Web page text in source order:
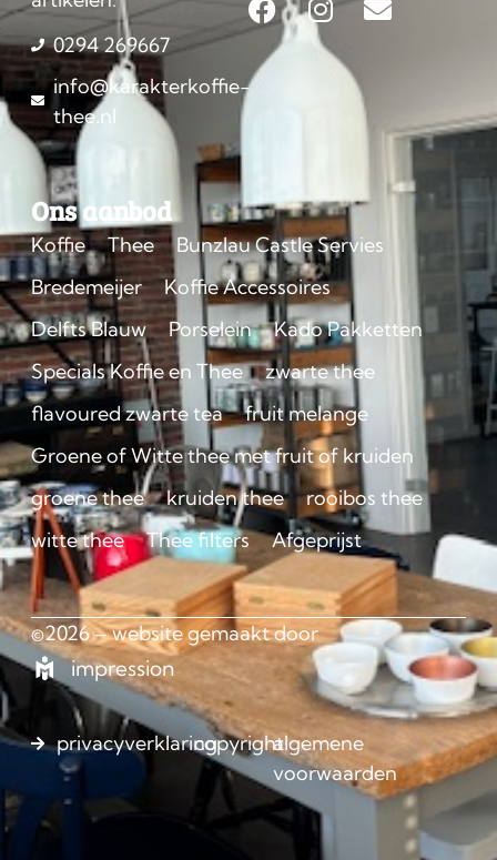
0294 269667
info@karakterkoffie-
thee.nl
Ons aanbod
Koffie Thee
Bunzlau Castle Servies
Bredemeijer
Koffie Accessoires
Delfts Blauw
Porselein
Kado Pakketten
Specials Koffie en Thee
zwarte thee
flavoured zwarte tea
fruit melange
Groene of Witte thee met fruit of kruiden
groene thee
kruiden thee
rooibos thee
witte thee
Thee filters Afgeprijst
©2026 – website gemaakt door
impression
privacyverklaringcopyrightalgemene
voorwaarden